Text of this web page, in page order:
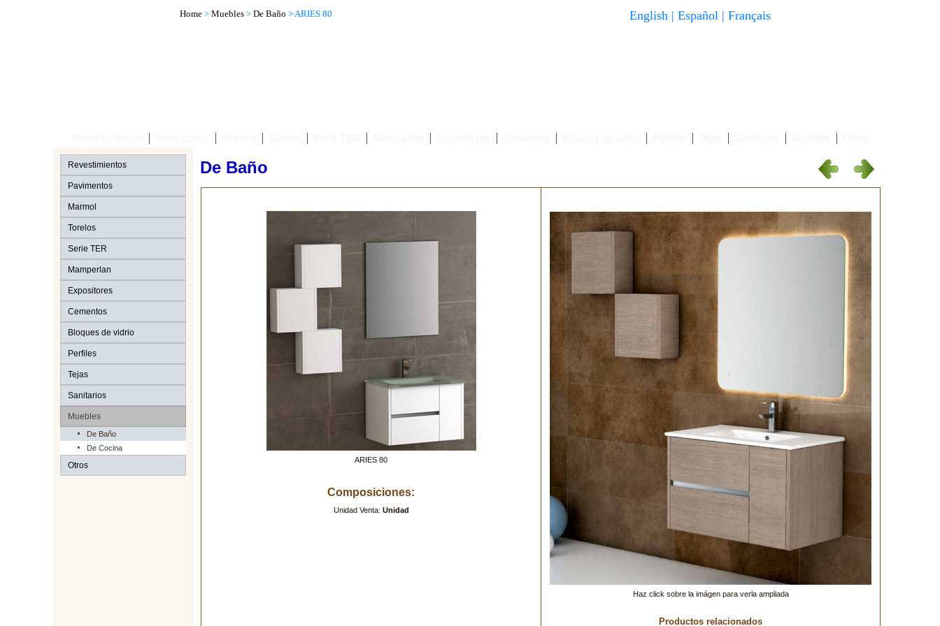
Home > Muebles > De Baño > ARIES 80 English | Español | Français
Revestimientos
Pavimentos
Marmol
Torelos
Serie TER
Mamperlan
Expositores
Cementos
Bloques de vidrio
Perfiles
Tejas
Sanitarios
Muebles
De Baño
De Cocina
Otros
De Baño
ARIES 80
Composiciones:
Unidad Venta: Unidad
Haz click sobre la imágen para verla ampliada
Productos relacionados